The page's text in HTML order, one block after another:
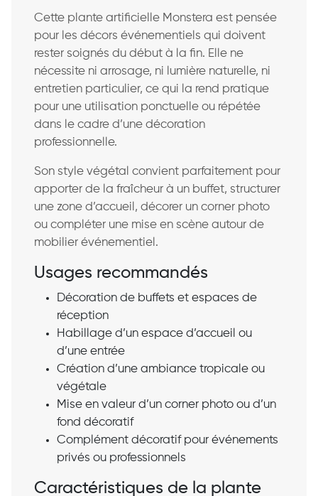
Cette plante artificielle Monstera est pensée
pour les décors événementiels qui doivent
rester soignés du début à la fin. Elle ne
nécessite ni arrosage, ni lumière naturelle, ni
entretien particulier, ce qui la rend pratique
pour une utilisation ponctuelle ou répétée
dans le cadre d’une décoration
professionnelle.
Son style végétal convient parfaitement pour
apporter de la fraîcheur à un buffet, structurer
une zone d’accueil, décorer un corner photo
ou compléter une mise en scène autour de
mobilier événementiel.
Usages recommandés
Décoration de buffets et espaces de
réception
Habillage d’un espace d’accueil ou
d’une entrée
Création d’une ambiance tropicale ou
végétale
Mise en valeur d’un corner photo ou d’un
fond décoratif
Complément décoratif pour événements
privés ou professionnels
Caractéristiques de la plante